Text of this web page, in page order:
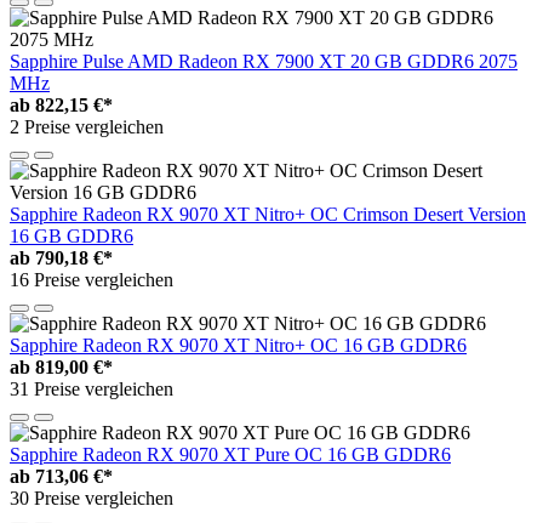
Sapphire Pulse AMD Radeon RX 7900 XT 20 GB GDDR6 2075
MHz
ab 822,15 €*
2 Preise vergleichen
Sapphire Radeon RX 9070 XT Nitro+ OC Crimson Desert Version
16 GB GDDR6
ab 790,18 €*
16 Preise vergleichen
Sapphire Radeon RX 9070 XT Nitro+ OC 16 GB GDDR6
ab 819,00 €*
31 Preise vergleichen
Sapphire Radeon RX 9070 XT Pure OC 16 GB GDDR6
ab 713,06 €*
30 Preise vergleichen